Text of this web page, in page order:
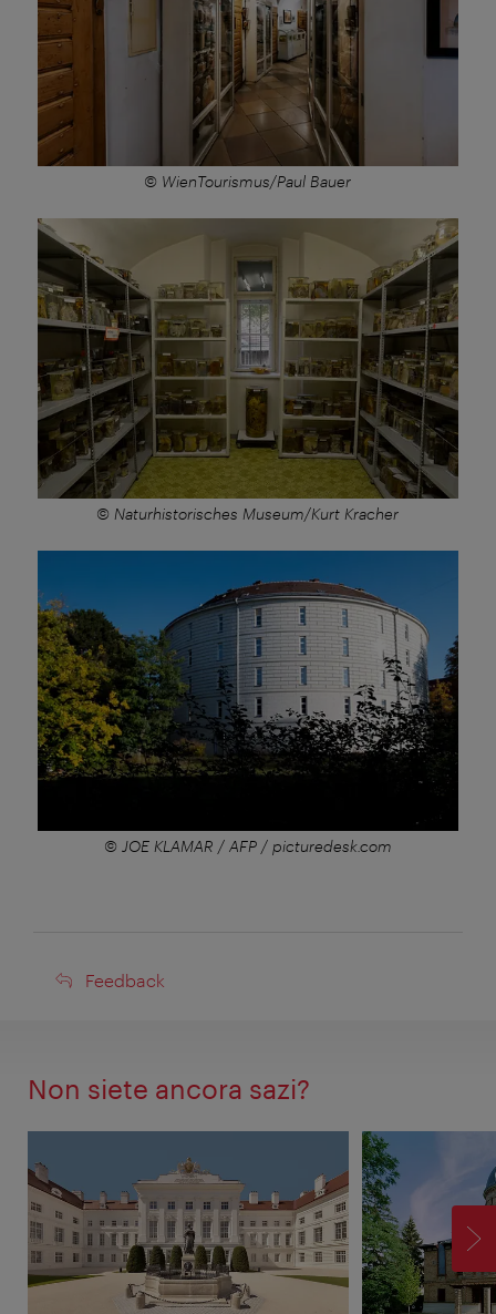
© WienTourismus/Paul Bauer
© Naturhistorisches Museum/Kurt Kracher
© JOE KLAMAR / AFP / picturedesk.com
Feedback
Feedback
Non siete ancora sazi?